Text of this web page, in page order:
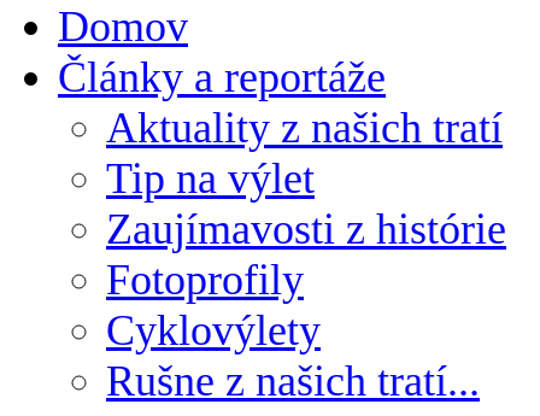
Domov
Články a reportáže
Aktuality z našich tratí
Tip na výlet
Zaujímavosti z histórie
Fotoprofily
Cyklovýlety
Rušne z našich tratí...